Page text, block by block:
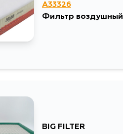
A33326
Фильтр воздушный
BIG FILTER